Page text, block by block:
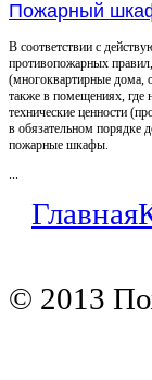
Пожарный
В соответствии с
противопожарных
(многоквартирные дома,
также в помещениях, где
технические ценности
в обязательном порядке
пожарные шкафы.
Главная
© 2013